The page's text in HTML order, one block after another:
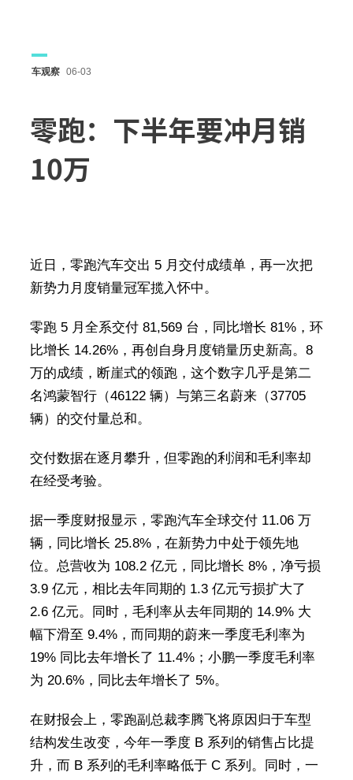
车观察 06-03
零跑：下半年要冲月销
10万
近日，零跑汽车交出 5 月交付成绩单，再一次把
新势力月度销量冠军揽入怀中。
零跑 5 月全系交付 81,569 台，同比增长 81%，环
比增长 14.26%，再创自身月度销量历史新高。8
万的成绩，断崖式的领跑，这个数字几乎是第二
名鸿蒙智行（46122 辆）与第三名蔚来（37705
辆）的交付量总和。
交付数据在逐月攀升，但零跑的利润和毛利率却
在经受考验。
据一季度财报显示，零跑汽车全球交付 11.06 万
辆，同比增长 25.8%，在新势力中处于领先地
位。总营收为 108.2 亿元，同比增长 8%，净亏损
3.9 亿元，相比去年同期的 1.3 亿元亏损扩大了
2.6 亿元。同时，毛利率从去年同期的 14.9% 大
幅下滑至 9.4%，而同期的蔚来一季度毛利率为
19% 同比去年增长了 11.4%；小鹏一季度毛利率
为 20.6%，同比去年增长了 5%。
在财报会上，零跑副总裁李腾飞将原因归于车型
结构发生改变，今年一季度 B 系列的销售占比提
升，而 B 系列的毛利率略低于 C 系列。同时，一